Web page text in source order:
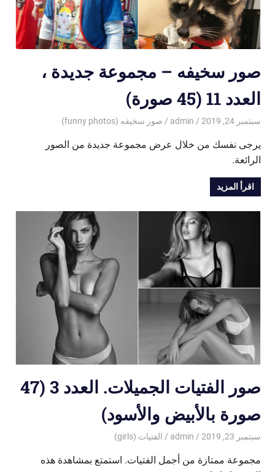
صور سخيفه – مجموعة جديدة ،
العدد 11 (45 صورة)
سبتمبر 24, 2019 admin صور سخيفه (funny photos)
يرجى نفسك من خلال عرض مجموعة جديدة من الصور
الرائعة.
اقرأ المزيد
صور الفتيات الجميلات. العدد 3 (47
صورة بالأبيض والأسود)
سبتمبر 23, 2019 admin الفتيات (girls)
مجموعة ممتازة من أجمل الفتيات. استمتع بمشاهدة هذه